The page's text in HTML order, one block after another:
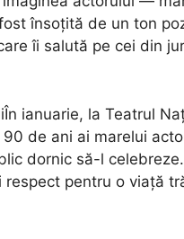
însoțită de un ton
îi salută pe cei din
ianuarie, la Teatrul
de ani ai marelui
dornic să-l celebreze.
pentru o viață